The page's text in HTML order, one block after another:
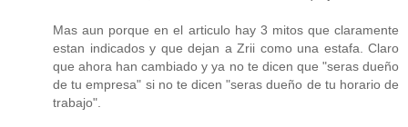
Mas aun porque en el articulo hay 3 mitos que claramente
estan indicados y que dejan a Zrii como una estafa. Claro
que ahora han cambiado y ya no te dicen que "seras dueño
de tu empresa" si no te dicen "seras dueño de tu horario de
trabajo".